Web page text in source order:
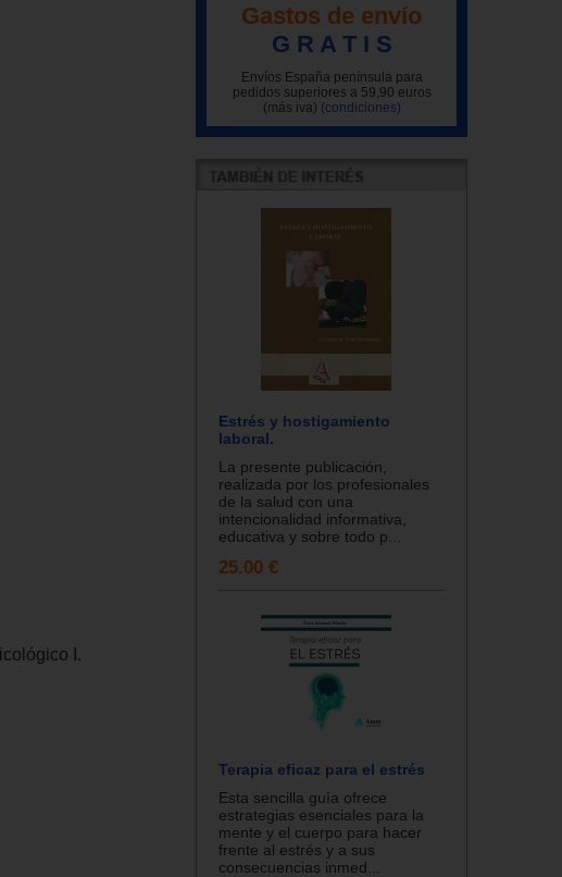
I.
Gastos de envío
G R A T I S
Envíos España península para
pedidos superiores a 59,90 euros
(más iva) (condiciones)
Estrés y hostigamiento
laboral.
La presente publicación,
realizada por los profesionales
de la salud con una
intencionalidad informativa,
educativa y sobre todo p...
25.00 €
Terapia eficaz para el estrés
Esta sencilla guía ofrece
estrategias esenciales para la
mente y el cuerpo para hacer
frente al estrés y a sus
consecuencias inmed...